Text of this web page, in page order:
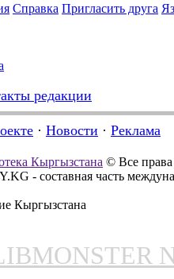
Справка Пригласить друга
редакции
· Новости · Реклама
Кыргызстана © Все
- составная часть
Кыргызстана